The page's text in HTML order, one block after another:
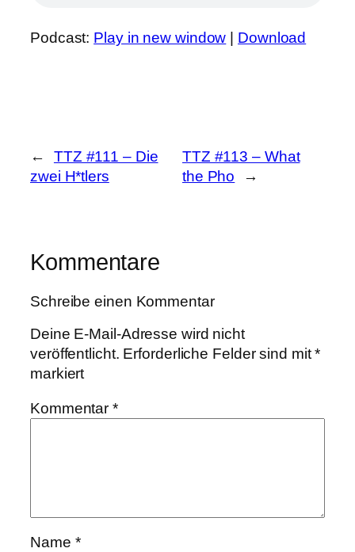
Podcast: Play in new window Download
←
TTZ #111 – Die
zwei H*tlers
TTZ #113 – What
the Pho
→
Kommentare
Schreibe einen Kommentar
Deine E-Mail-Adresse wird nicht
veröffentlicht. Erforderliche Felder sind mit*
markiert
Kommentar*
Name *